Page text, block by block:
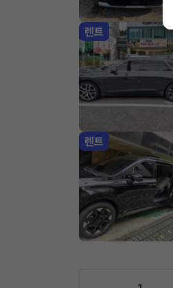
렌트
렌트